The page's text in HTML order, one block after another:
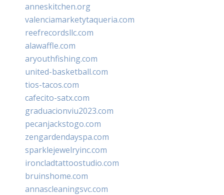
anneskitchen.org
valenciamarketytaqueria.com
reefrecordsllc.com
alawaffle.com
aryouthfishing.com
united-basketball.com
tios-tacos.com
cafecito-satx.com
graduacionviu2023.com
pecanjackstogo.com
zengardendayspa.com
sparklejewelryinc.com
ironcladtattoostudio.com
bruinshome.com
annascleaningsvc.com